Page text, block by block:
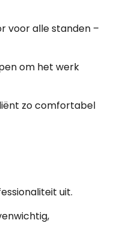
voor alle standen –
om het werk
zo comfortabel
uit.